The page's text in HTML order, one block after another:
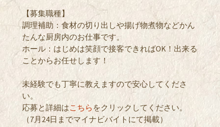
【募集職種】
調理補助：食材の切り出しや揚げ物煮物などかん
たんな厨房内のお仕事です。
ホール：はじめは笑顔で接客できればOK！出来る
ことからお任せします！
未経験でも丁寧に教えますので安心してくださ
い。
応募と詳細はこちら をクリックしてください。
（7月24日までマイナビバイトにて掲載）